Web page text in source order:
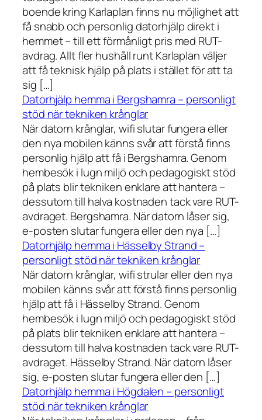
boende kring Karlaplan finns nu möjlighet att
få snabb och personlig datorhjälp direkt i
hemmet – till ett förmånligt pris med RUT-
avdrag. Allt fler hushåll runt Karlaplan väljer
att få teknisk hjälp på plats i stället för att ta
sig […]
Datorhjälp hemma i Bergshamra – personligt
stöd när tekniken krånglar
När datorn krånglar, wifi slutar fungera eller
den nya mobilen känns svår att förstå finns
personlig hjälp att få i Bergshamra. Genom
hembesök i lugn miljö och pedagogiskt stöd
på plats blir tekniken enklare att hantera –
dessutom till halva kostnaden tack vare RUT-
avdraget. Bergshamra. När datorn låser sig,
e-posten slutar fungera eller den nya […]
Datorhjälp hemma i Hässelby Strand –
personligt stöd när tekniken krånglar
När datorn krånglar, wifi strular eller den nya
mobilen känns svår att förstå finns personlig
hjälp att få i Hässelby Strand. Genom
hembesök i lugn miljö och pedagogiskt stöd
på plats blir tekniken enklare att hantera –
dessutom till halva kostnaden tack vare RUT-
avdraget. Hässelby Strand. När datorn låser
sig, e-posten slutar fungera eller den […]
Datorhjälp hemma i Högdalen – personligt
stöd när tekniken krånglar